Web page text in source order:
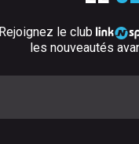
Rejoignez le club
les nouveautés